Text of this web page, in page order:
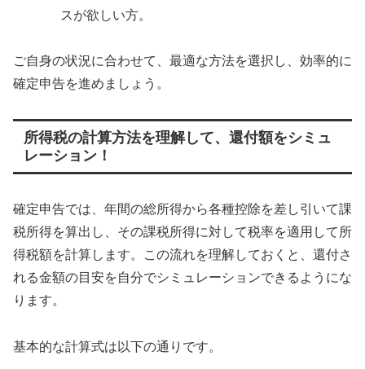
スが欲しい方。
ご自身の状況に合わせて、最適な方法を選択し、効率的に
確定申告を進めましょう。
所得税の計算方法を理解して、還付額をシミュ
レーション！
確定申告では、年間の総所得から各種控除を差し引いて課
税所得を算出し、その課税所得に対して税率を適用して所
得税額を計算します。この流れを理解しておくと、還付さ
れる金額の目安を自分でシミュレーションできるようにな
ります。
基本的な計算式は以下の通りです。